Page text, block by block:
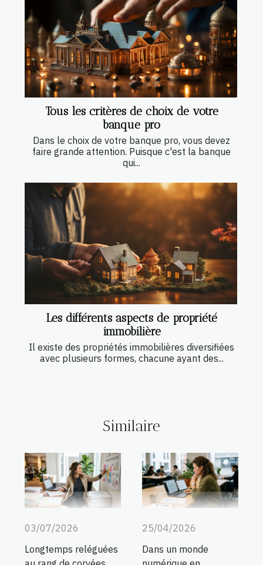
Tous les critères de choix de votre
banque pro
Dans le choix de votre banque pro, vous devez
faire grande attention. Puisque c'est la banque
qui...
Les différents aspects de propriété
immobilière
Il existe des propriétés immobilières diversifiées
avec plusieurs formes, chacune ayant des...
Similaire
03/07/2026
Longtemps reléguées
25/04/2026
Dans un monde